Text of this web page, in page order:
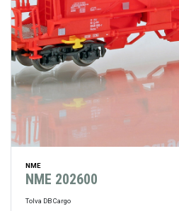
NME
NME 202600
Tolva DB Cargo